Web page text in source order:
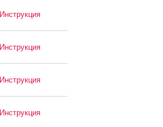
Инструкция
Инструкция
Инструкция
Инструкция